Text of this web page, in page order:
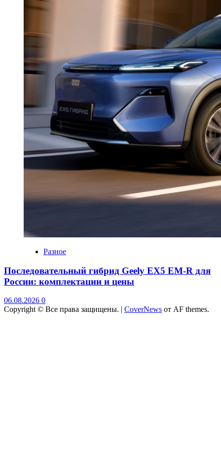
Разное
Последовательный гибрид Geely EX5 EM-R для
России: комплектации и цены
06.08.2026 0
Copyright © Все права защищены. | CoverNews от AF themes.